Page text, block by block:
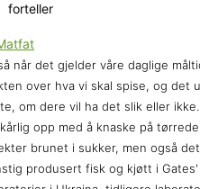
forteller
når det gjelder våre daglige
over hva vi skal spise, og det
om dere vil ha det slik eller
opp med å knaske på
brunet i sukker, men også
produsert fisk og kjøtt i